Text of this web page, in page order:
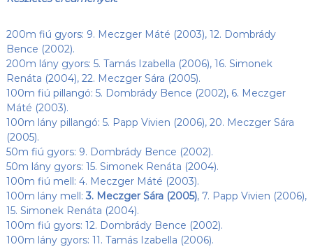
S
h
o
n
l
p
200m fiú gyors: 9. Meczger Máté (2003), 12. Dombrády
Bence (2002).
200m lány gyors: 5. Tamás Izabella (2006), 16. Simonek
Renáta (2004), 22. Meczger Sára (2005).
100m fiú pillangó: 5. Dombrády Bence (2002), 6. Meczger
Máté (2003).
100m lány pillangó: 5. Papp Vivien (2006), 20. Meczger Sára
(2005).
50m fiú gyors: 9. Dombrády Bence (2002).
50m lány gyors: 15. Simonek Renáta (2004).
100m fiú mell: 4. Meczger Máté (2003).
100m lány mell:3. Meczger Sára (2005), 7. Papp Vivien (2006),
15. Simonek Renáta (2004).
100m fiú gyors: 12. Dombrády Bence (2002).
100m lány gyors: 11. Tamás Izabella (2006).